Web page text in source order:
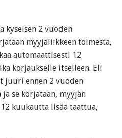
kyseisen 2 vuoden
myyjäliikkeen toimesta,
automaattisesti 12
korjaukselle itselleen. Eli
juuri ennen 2 vuoden
se korjataan, myyjän
kuukautta lisää taattua,